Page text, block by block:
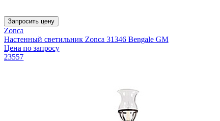
Запросить цену
Zonca
Настенный светильник Zonca 31346 Bengale GM
Цена по запросу
23557